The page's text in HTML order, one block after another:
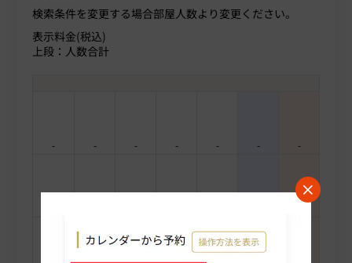
検索条件を変更する場合部屋人数より変更ください。
表示料金(税込)
上段：人数合計
- - - - - - -